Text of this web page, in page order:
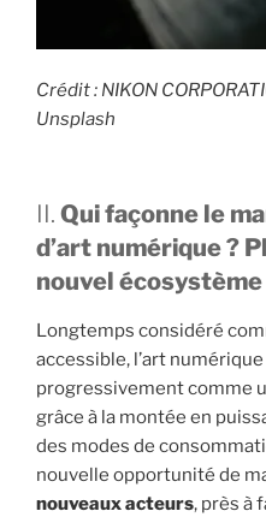
Crédit : NIKON
Unsplash
II. Qui façonne le
d’art numérique ?
nouvel
Longtemps considéré
accessible, l’art numérique
progressivement comme
grâce à la montée en
des modes de
nouvelle opportunité de
nouveaux acteurs, près à